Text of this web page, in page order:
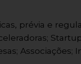
prévia e
Associações;